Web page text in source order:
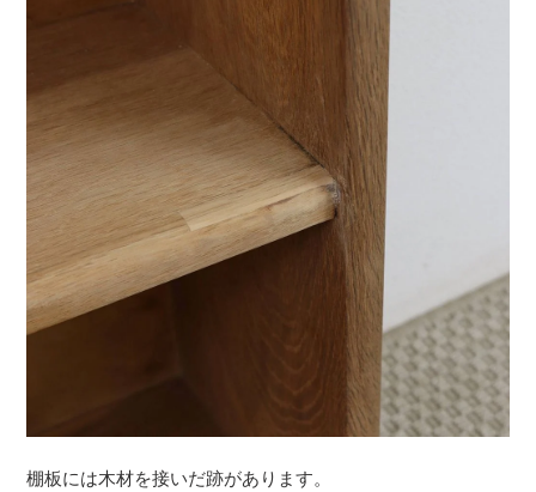
棚板には木材を接いだ跡があります。